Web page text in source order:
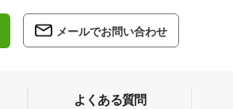
メールでお問い合わせ
よくある質問